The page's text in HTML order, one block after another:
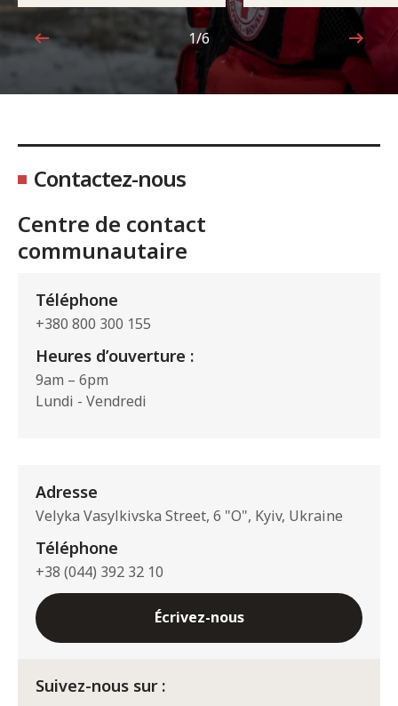
1sur6
1/6
Contactez-nous
Centre de contact
communautaire
Téléphone
+380 800 300 155
Heures d’ouverture :
9am – 6pm
Lundi - Vendredi
Adresse
Velyka Vasylkivska Street, 6 "O", Kyiv, Ukraine
Téléphone
+38 (044) 392 32 10
Écrivez-nous
Suivez-nous sur :